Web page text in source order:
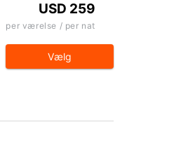
USD 259
per værelse / per nat
Vælg